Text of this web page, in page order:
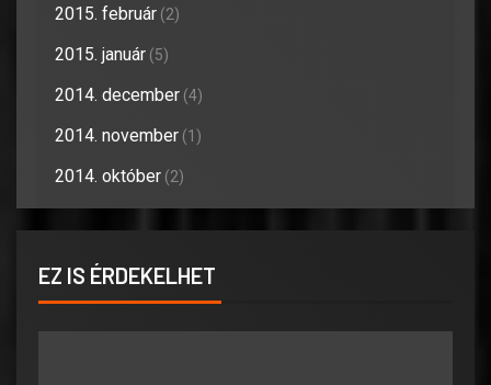
2015. február (2)
2015. január (5)
2014. december (4)
2014. november (1)
2014. október (2)
EZ IS ÉRDEKELHET